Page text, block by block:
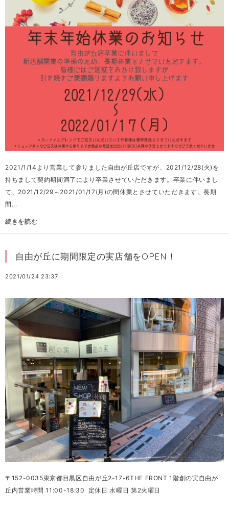
2021/1/14より営業して参りました自由が丘店ですが、2021/12/28(火)を
持ちまして契約期間満了により卒業させていただきます。卒業に伴いまし
て、2021/12/29～2021/01/17(月)の間休業とさせていただきます。長期
間...
続きを読む
自由が丘に期間限定の実店舗をOPEN！
2021/01/24 23:37
〒152-0035東京都目黒区自由が丘2-17-6THE FRONT 1階創の実自由が
丘内営業時間 11:00-18:30 定休日 水曜日 第2火曜日